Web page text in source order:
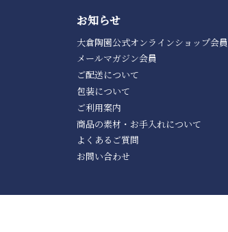
お知らせ
大倉陶園公式オンラインショップ会員
メールマガジン会員
ご配送について
包装について
ご利用案内
商品の素材・お手入れについて
よくあるご質問
お問い合わせ